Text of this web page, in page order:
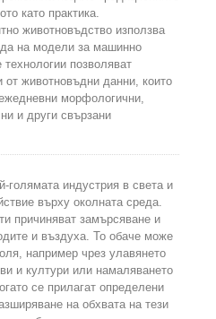
като практика.
животновъдство използва
на модели за машинно
позволяват
от животновъдни данни, които
морфологични,
и други свързани
голямата индустрия в света и
върху околната среда.
причиняват замърсяване и
и въздуха. То обаче може
например чрез улавянето
и култури или намаляването
се прилагат определени
на обхвата на тези